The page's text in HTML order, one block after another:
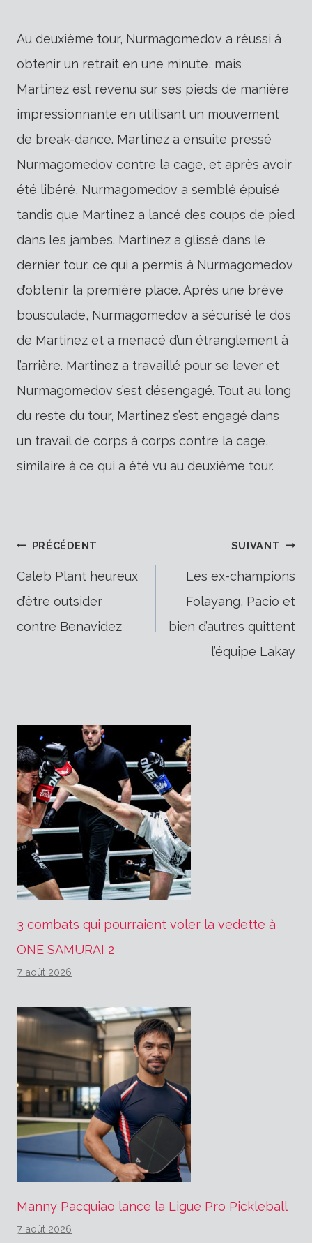
Au deuxième tour, Nurmagomedov a réussi à
obtenir un retrait en une minute, mais
Martinez est revenu sur ses pieds de manière
impressionnante en utilisant un mouvement
de break-dance. Martinez a ensuite pressé
Nurmagomedov contre la cage, et après avoir
été libéré, Nurmagomedov a semblé épuisé
tandis que Martinez a lancé des coups de pied
dans les jambes. Martinez a glissé dans le
dernier tour, ce qui a permis à Nurmagomedov
d’obtenir la première place. Après une brève
bousculade, Nurmagomedov a sécurisé le dos
de Martinez et a menacé d’un étranglement à
l’arrière. Martinez a travaillé pour se lever et
Nurmagomedov s’est désengagé. Tout au long
du reste du tour, Martinez s’est engagé dans
un travail de corps à corps contre la cage,
similaire à ce qui a été vu au deuxième tour.
Navigation
de
PRÉCÉDENT
Caleb Plant heureux
d’être outsider
contre Benavidez
SUIVANT
Les ex-champions
Folayang, Pacio et
bien d’autres quittent
l’équipe Lakay
3 combats qui pourraient voler la vedette à
ONE SAMURAI 2
7 août 2026
Manny Pacquiao lance la Ligue Pro Pickleball
7 août 2026